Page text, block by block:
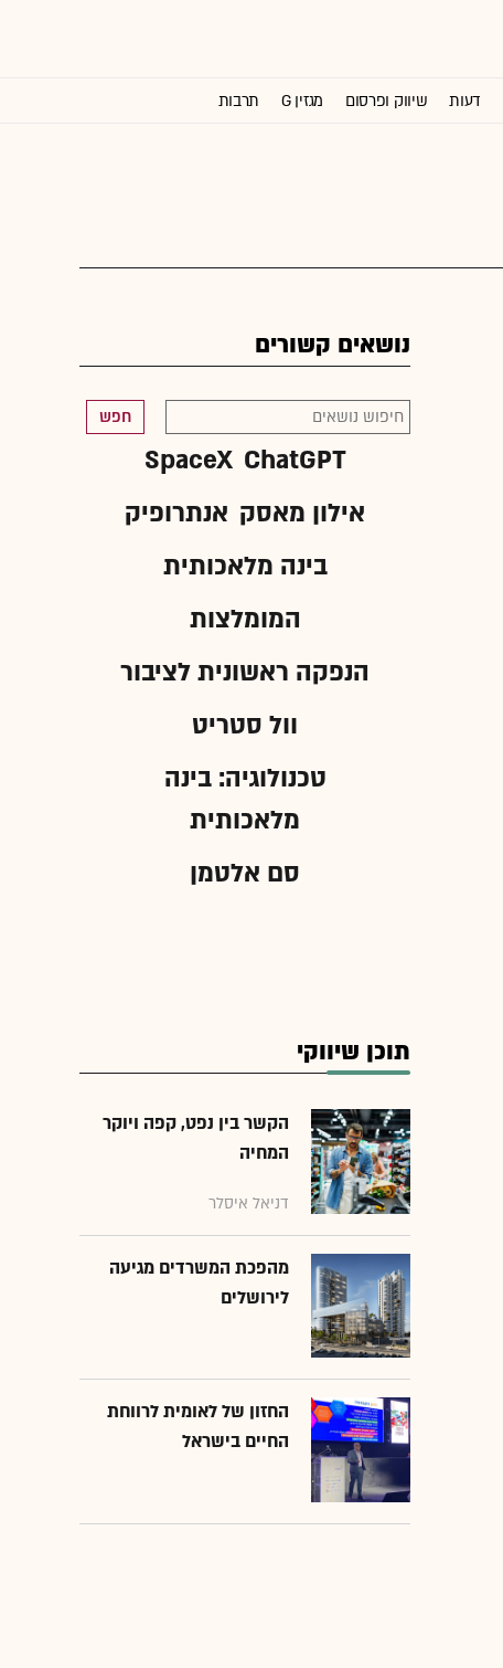
דעות שיווק ופרסום מגזין G תרבות
נושאים קשורים
חפש
ChatGPT
SpaceX
אילון מאסק אנתרופיק
בינה מלאכותית
המומלצות
הנפקה ראשונית לציבור
וול סטריט
טכנולוגיה: בינה
מלאכותית
סם אלטמן
תוכן שיווקי
הקשר בין נפט, קפה ויוקר
המחיה
דניאל איסלר
מהפכת המשרדים מגיעה
לירושלים
החזון של לאומית לרווחת
החיים בישראל